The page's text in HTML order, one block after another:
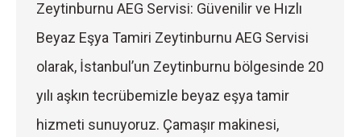
Zeytinburnu AEG Servisi: Güvenilir ve Hızlı
Beyaz Eşya Tamiri Zeytinburnu AEG Servisi
olarak, İstanbul’un Zeytinburnu bölgesinde 20
yılı aşkın tecrübemizle beyaz eşya tamir
hizmeti sunuyoruz. Çamaşır makinesi,